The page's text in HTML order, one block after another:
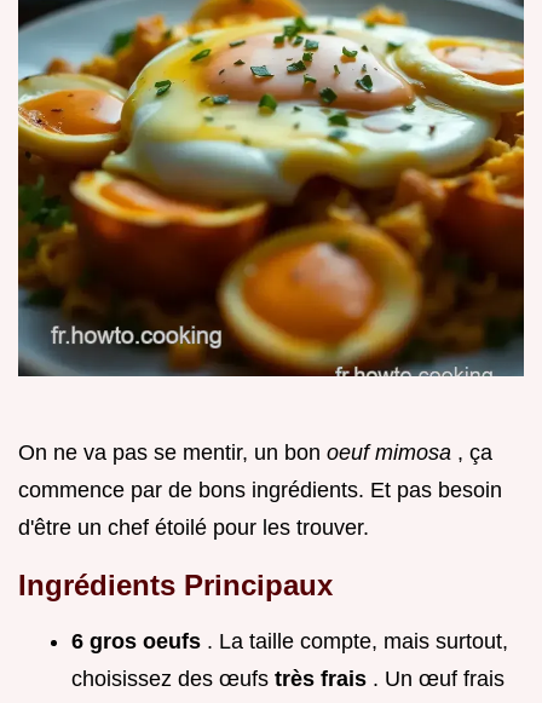
On ne va pas se mentir, un bon oeuf mimosa , ça
commence par de bons ingrédients. Et pas besoin
d'être un chef étoilé pour les trouver.
Ingrédients Principaux
6 gros oeufs . La taille compte, mais surtout,
choisissez des œufs très frais . Un œuf frais